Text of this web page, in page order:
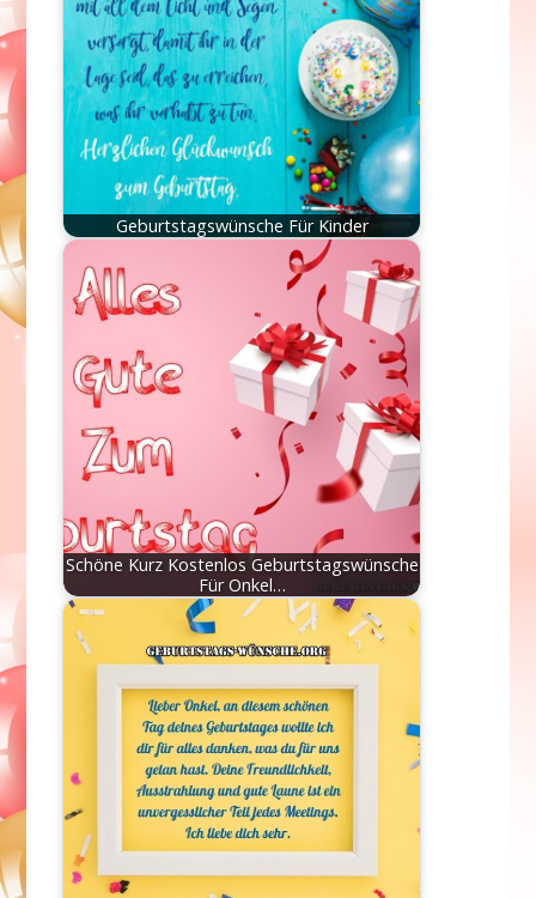
Geburtstagswünsche Für Kinder
Schöne Kurz Kostenlos Geburtstagswünsche
Für Onkel…